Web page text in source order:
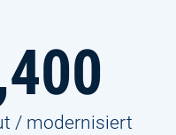
/ modernisiert